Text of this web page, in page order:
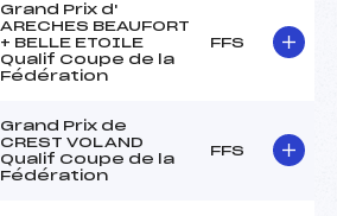
Grand Prix d'
ARECHES BEAUFORT
+ BELLE ETOILE
Qualif Coupe de la
Fédération
FFS
Grand Prix de
CREST VOLAND
Qualif Coupe de la
Fédération
FFS